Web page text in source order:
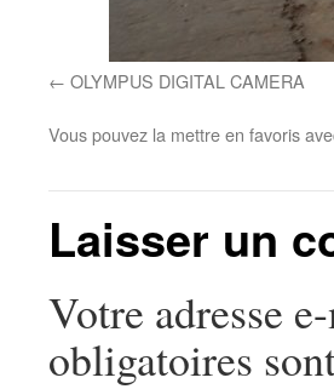
OLYMPUS DIGITAL CAMERA
Vous pouvez la mettre en favoris
Laisser un
Votre adresse
obligatoires